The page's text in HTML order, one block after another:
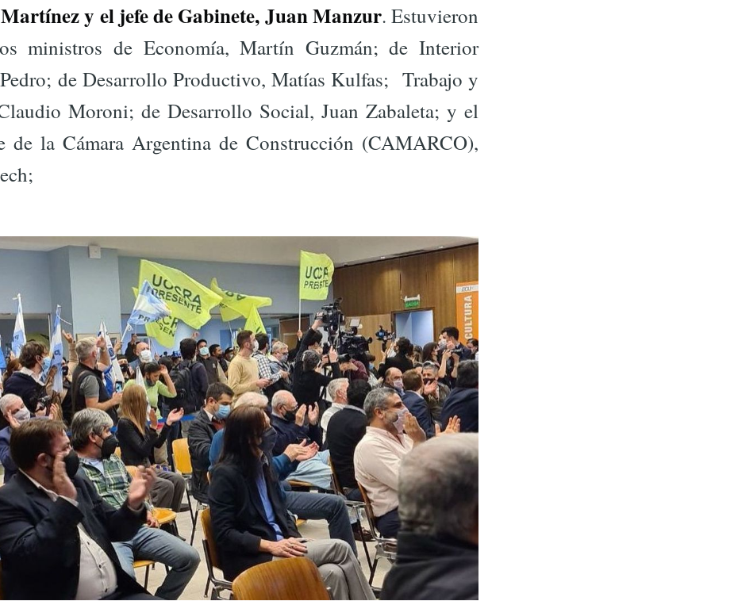
y el jefe de Gabinete, Juan Manzur. Estuvieron
ministros de Economía, Martín Guzmán; de Interior
de Desarrollo Productivo, Matías Kulfas; Trabajo y
Moroni; de Desarrollo Social, Juan Zabaleta; y el
de la Cámara Argentina de Construcción (CAMARCO),